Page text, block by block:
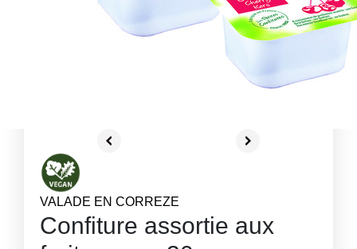
VALADE EN CORREZE
Confiture assortie aux